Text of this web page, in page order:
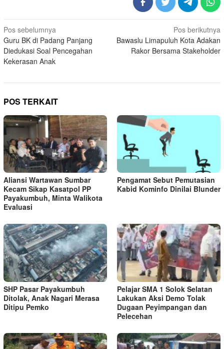
Navigasi
pos
Pos sebelumnya
Guru BK di Padang Panjang
Diedukasi Soal Pencegahan
Kekerasan Anak
Pos berikutnya
Bawaslu Limapuluh Kota Adakan
Rakor Bersama Stakeholder
POS TERKAIT
Aliansi Wartawan Sumbar
Kecam Sikap Kasatpol PP
Payakumbuh, Minta Walikota
Evaluasi
Pengamat Sebut Pemutasian
Kabid Kominfo Dinilai Blunder
SHP Pasar Payakumbuh
Ditolak, Anak Nagari Merasa
Ditipu Pemko
Pelajar SMA 1 Solok Selatan
Lakukan Aksi Demo Tolak
Dugaan Peyimpangan dan
Pelecehan